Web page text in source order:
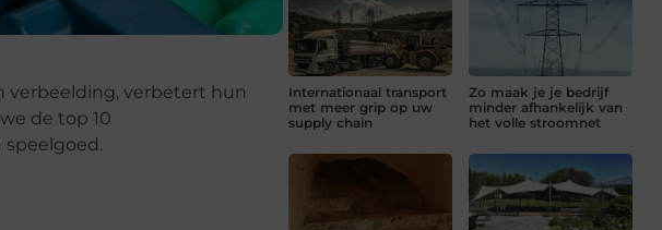
verbeelding, verbetert hun
de top 10
Internationaal transport
met meer grip op uw
supply chain
Zo maak je je bedrijf
minder afhankelijk van
het volle stroomnet